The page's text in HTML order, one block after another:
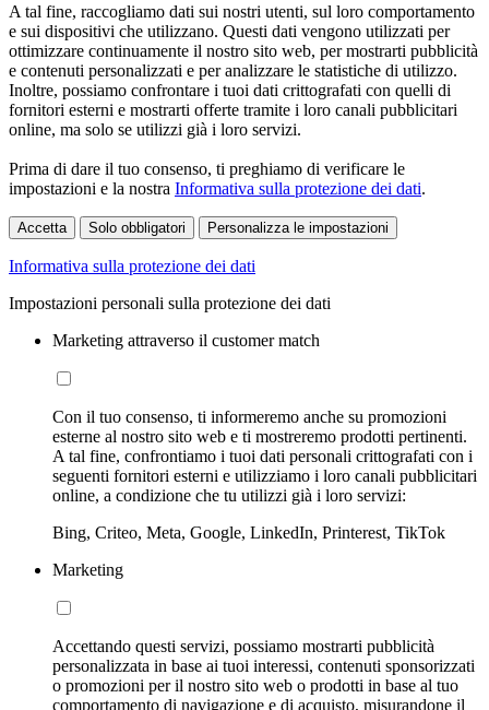
A tal fine, raccogliamo dati sui nostri utenti, sul loro comportamento
e sui dispositivi che utilizzano. Questi dati vengono utilizzati per
ottimizzare continuamente il nostro sito web, per mostrarti pubblicità
e contenuti personalizzati e per analizzare le statistiche di utilizzo.
Inoltre, possiamo confrontare i tuoi dati crittografati con quelli di
fornitori esterni e mostrarti offerte tramite i loro canali pubblicitari
online, ma solo se utilizzi già i loro servizi.
Prima di dare il tuo consenso, ti preghiamo di verificare le
impostazioni e la nostra Informativa sulla protezione dei dati.
Accetta Solo obbligatori Personalizza le impostazioni
Informativa sulla protezione dei dati
Impostazioni personali sulla protezione dei dati
Marketing attraverso il customer match
Con il tuo consenso, ti informeremo anche su promozioni
esterne al nostro sito web e ti mostreremo prodotti pertinenti.
A tal fine, confrontiamo i tuoi dati personali crittografati con i
seguenti fornitori esterni e utilizziamo i loro canali pubblicitari
online, a condizione che tu utilizzi già i loro servizi:
Bing, Criteo, Meta, Google, LinkedIn, Printerest, TikTok
Marketing
Accettando questi servizi, possiamo mostrarti pubblicità
personalizzata in base ai tuoi interessi, contenuti sponsorizzati
o promozioni per il nostro sito web o prodotti in base al tuo
comportamento di navigazione e di acquisto, misurandone il